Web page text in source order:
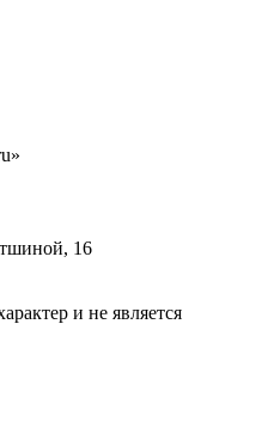
16
и не является